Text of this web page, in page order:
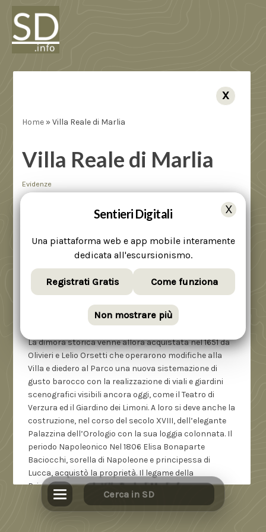
X
Home »Villa Reale di Marlia
Villa Reale di Marlia
Evidenze
Le origini della Villa Il primo nucleo della villa lucchese
era formato da un fortilizio abitato dal Duca di Tuscia.
di mercanti e banchieri lucchesi che trasformarono
la fortezza in un palazzo signorile. Dopo il fallimento
della famiglia Buonvisi, gran parte dei loro beni, tra cui
la Villa di Marlia, furono messi in vendita. Antica
La dimora storica venne allora acquistata nel 1651 da
Olivieri e Lelio Orsetti che operarono modifiche alla
Villa e diedero al Parco una nuova sistemazione di
gusto barocco con la realizzazione di viali e giardini
scenografici visibili ancora oggi, come il Teatro di
Verzura ed il Giardino dei Limoni. A loro si deve anche la
costruzione, nel corso del secolo XVIII, dell’elegante
Palazzina dell’Orologio con la sua loggia colonnata. Il
periodo Napoleonico Nel 1806 Elisa Bonaparte
Baciocchi, sorella di Napoleone e principessa di
Lucca, acquistò la proprietà. Il legame della
Principessa con la Villa Reale di Marlia fu
particolarmente appassionato, a lei infatti si devono i
maggiori interventi che trasformarono la struttura
Sentieri Digitali
Una piattaforma web e app mobile interamente
dedicata all'escursionismo.
Registrati Gratis Come funziona
Non mostrare più